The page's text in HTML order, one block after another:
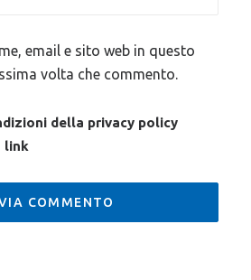
email e sito web in questo
volta che commento.
della privacy policy
link